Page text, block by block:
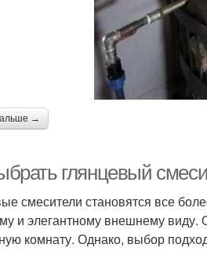
→
глянцевый
смесители становятся все
и элегантному внешнему
комнату. Однако, выбор